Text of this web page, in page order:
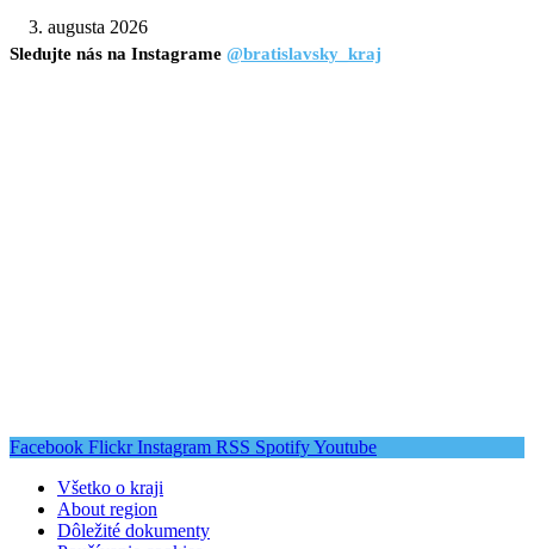
3. augusta 2026
Sledujte nás na Instagrame @bratislavsky_kraj
Facebook Flickr Instagram RSS SpotifyYoutube
Všetko o kraji
About region
Dôležité dokumenty